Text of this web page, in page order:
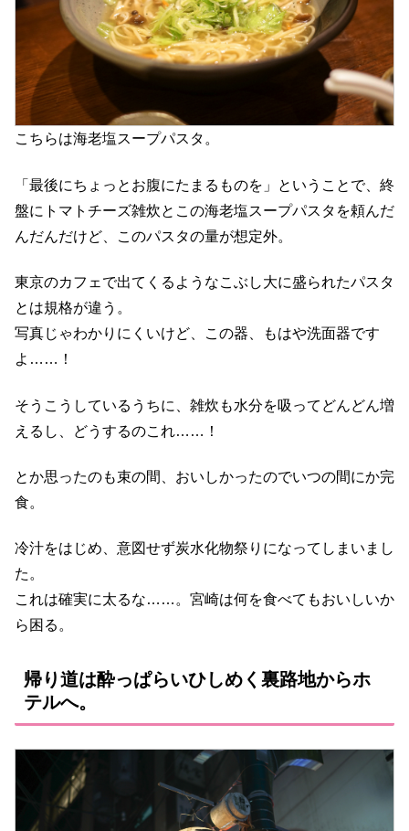
こちらは海老塩スープパスタ。
「最後にちょっとお腹にたまるものを」ということで、終
盤にトマトチーズ雑炊とこの海老塩スープパスタを頼んだ
んだんだけど、このパスタの量が想定外。
東京のカフェで出てくるようなこぶし大に盛られたパスタ
とは規格が違う。
写真じゃわかりにくいけど、この器、もはや洗面器です
よ……！
そうこうしているうちに、雑炊も水分を吸ってどんどん増
えるし、どうするのこれ……！
とか思ったのも束の間、おいしかったのでいつの間にか完
食。
冷汁をはじめ、意図せず炭水化物祭りになってしまいまし
た。
これは確実に太るな……。宮崎は何を食べてもおいしいか
ら困る。
帰り道は酔っぱらいひしめく裏路地からホ
テルへ。